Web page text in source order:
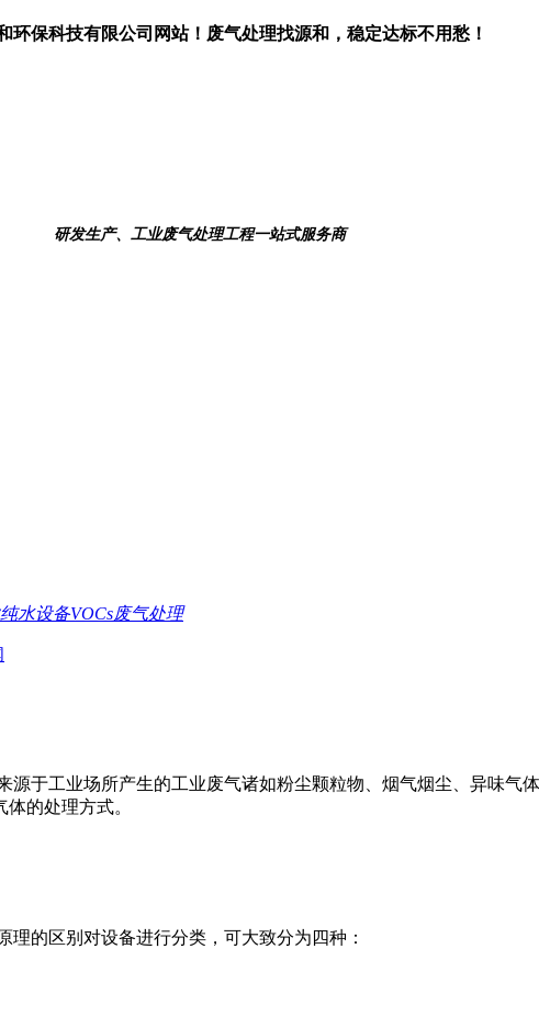
环保科技有限公司网站！废气处理找源和，稳定达标不用愁！
研发生产、工业废气处理工程一站式服务商
水设备VOCs废气处理
源于工业场所产生的工业废气诸如粉尘颗粒物、烟气烟尘、异味气
的处理方式。
理的区别对设备进行分类，可大致分为四种：